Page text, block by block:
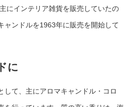
にインテリア雑貨を販売していたの
ャンドルを1963年に販売を開始して
に
して、主にアロマキャンドル・コロ